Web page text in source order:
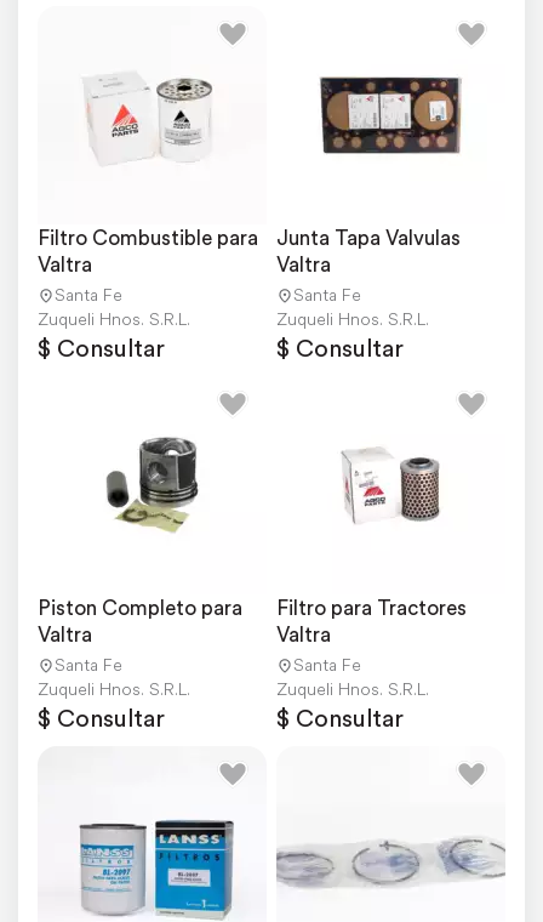
Filtro Combustible para
Valtra
Santa Fe
Zuqueli Hnos. S.R.L.
$ Consultar
Junta Tapa Valvulas
Valtra
Santa Fe
Zuqueli Hnos. S.R.L.
$ Consultar
Piston Completo para
Valtra
Santa Fe
Zuqueli Hnos. S.R.L.
$ Consultar
Filtro para Tractores
Valtra
Santa Fe
Zuqueli Hnos. S.R.L.
$ Consultar